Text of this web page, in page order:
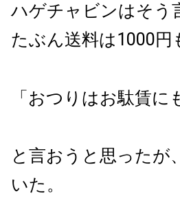
ハゲチャビンはそう
たぶん送料は1000
「おつりはお駄賃
と言おうと思ったが
いた。